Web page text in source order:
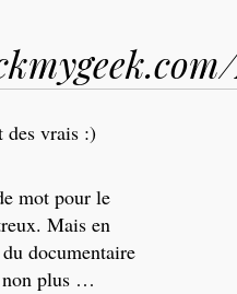
des vrais :)
mot pour le
Mais en
documentaire
non plus …